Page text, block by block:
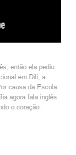
então ela pediu
em Dili, a
causa da Escola
agora fala inglês
o coração.